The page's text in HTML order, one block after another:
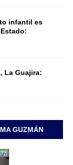
infantil es
La Guajira:
GUZMÁN